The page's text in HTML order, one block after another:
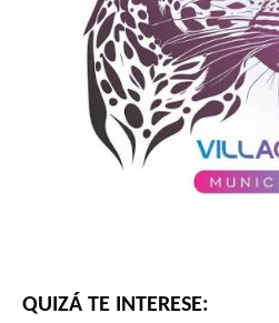
QUIZÁ TE INTERESE: